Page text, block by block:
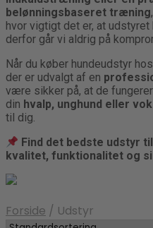
belønningsbaseret træning
hvor vigtigt det er, at
derfor går vi aldrig på
Når du køber hundeudstyr
der er udvalgt af en
være sikker på, at de
din hvalp, unghund eller
til dig.
Find det bedste udstyr
kvalitet, funktionalitet og
Forside / Udstyr